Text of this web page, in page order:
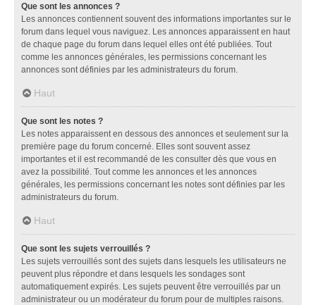
Que sont les annonces ?
Les annonces contiennent souvent des informations importantes sur le
forum dans lequel vous naviguez. Les annonces apparaissent en haut
de chaque page du forum dans lequel elles ont été publiées. Tout
comme les annonces générales, les permissions concernant les
annonces sont définies par les administrateurs du forum.
Haut
Que sont les notes ?
Les notes apparaissent en dessous des annonces et seulement sur la
première page du forum concerné. Elles sont souvent assez
importantes et il est recommandé de les consulter dès que vous en
avez la possibilité. Tout comme les annonces et les annonces
générales, les permissions concernant les notes sont définies par les
administrateurs du forum.
Haut
Que sont les sujets verrouillés ?
Les sujets verrouillés sont des sujets dans lesquels les utilisateurs ne
peuvent plus répondre et dans lesquels les sondages sont
automatiquement expirés. Les sujets peuvent être verrouillés par un
administrateur ou un modérateur du forum pour de multiples raisons.